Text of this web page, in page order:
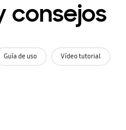
consejos
Guía de uso Vídeo tutorial